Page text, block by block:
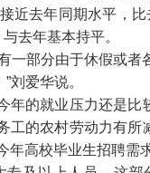
近去年同期水平，
去年基本持平。
一部分由于休假或
刘爱华说。
的就业压力还是
工的农村劳动力有
高校毕业生招聘需